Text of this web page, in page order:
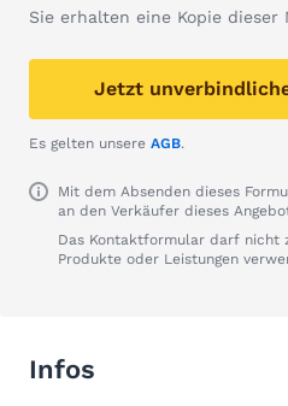
Sie erhalten eine Kopie
Jetzt
Es gelten unsere AGB.
Mit dem Absenden dieses
an den Verkäufer dieses
Das Kontaktformular darf nicht
Produkte oder Leistungen
Infos